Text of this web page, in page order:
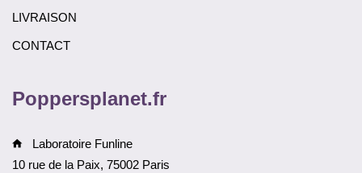
LIVRAISON
CONTACT
Poppersplanet.fr
Laboratoire Funline
10 rue de la Paix, 75002 Paris